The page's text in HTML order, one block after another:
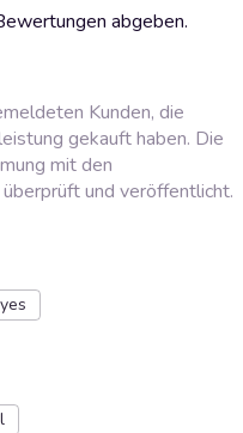
abgeben.
Kunden, die
gekauft haben. Die
mit den
und veröffentlicht.